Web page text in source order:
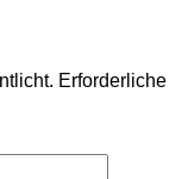
Erforderliche